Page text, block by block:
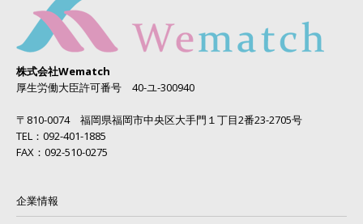
株式会社Wematch
厚生労働大臣許可番号 40-ユ-300940
〒810-0074 福岡県福岡市中央区大手門１丁目2番23-2705号
TEL：092-401-1885
FAX：092-510-0275
企業情報